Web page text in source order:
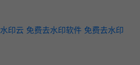
水印云 免费去水印软件 免费去水印